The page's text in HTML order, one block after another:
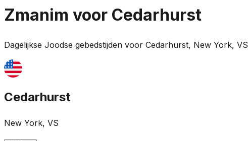
Zmanim voor Cedarhurst
Dagelijkse Joodse gebedstijden voor Cedarhurst, New York, VS
Cedarhurst
New York, VS